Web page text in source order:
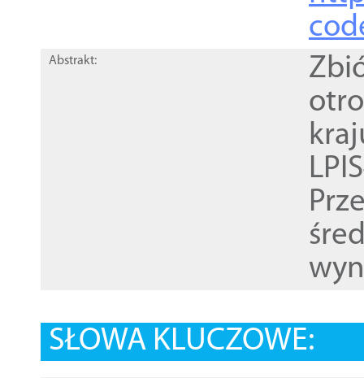
Abstrakt:
SŁOWA KLUCZOWE: